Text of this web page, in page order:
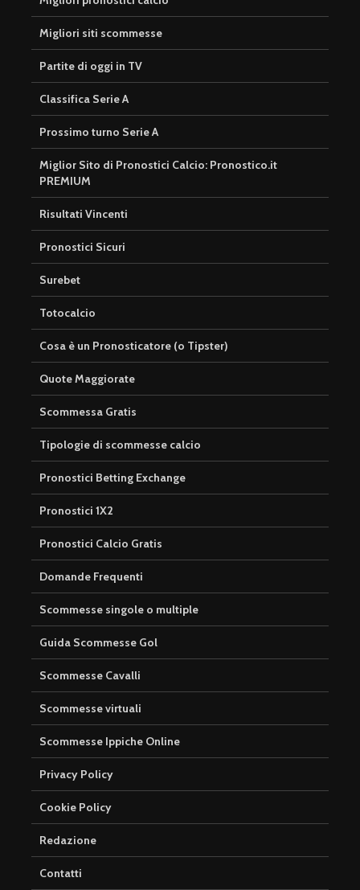
Migliori siti scommesse
Partite di oggi in TV
Classifica Serie A
Prossimo turno Serie A
Miglior Sito di Pronostici Calcio: Pronostico.it
PREMIUM
Risultati Vincenti
Pronostici Sicuri
Surebet
Totocalcio
Cosa è un Pronosticatore (o Tipster)
Quote Maggiorate
Scommessa Gratis
Tipologie di scommesse calcio
Pronostici Betting Exchange
Pronostici 1X2
Pronostici Calcio Gratis
Domande Frequenti
Scommesse singole o multiple
Guida Scommesse Gol
Scommesse Cavalli
Scommesse virtuali
Scommesse Ippiche Online
Privacy Policy
Cookie Policy
Redazione
Contatti